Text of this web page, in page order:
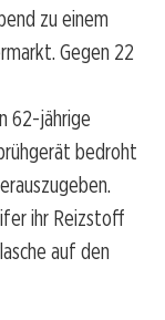
zu einem
Gegen 22
62-jährige
bedroht
ihr Reizstoff
auf den